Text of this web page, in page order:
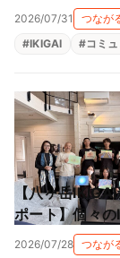
のか──くまら
究会・5月の夜
2026/07/31
つなが
#IKIGAI #コミ
【八ヶ岳
ポート】個々
会社のパーパス
2026/07/28 つなが